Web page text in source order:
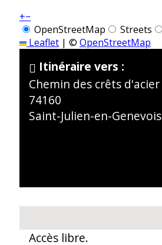
+−
OpenStreetMap
Streets
Leaflet | © OpenStreetMap
Itinéraire vers :
Chemin des crêts d'acier
74160
Saint-Julien-en-Genevois
Accès libre.